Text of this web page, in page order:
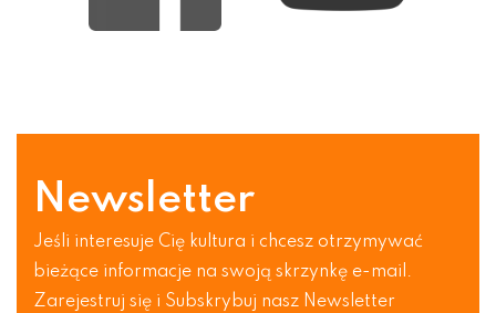
Newsletter
Jeśli interesuje Cię kultura i chcesz otrzymywać
bieżące informacje na swoją skrzynkę e-mail.
Zarejestruj się i Subskrybuj nasz Newsletter